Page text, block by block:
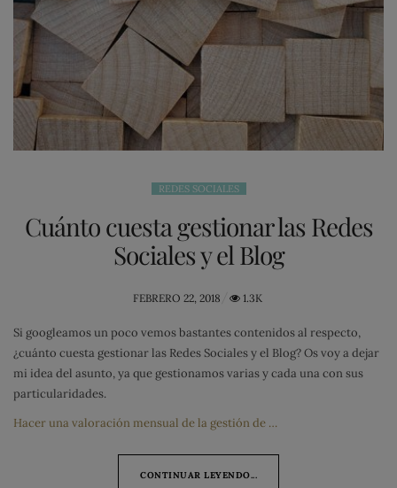
REDES SOCIALES
Cuánto cuesta gestionar las Redes
Sociales y el Blog
POSTED
FEBRERO 22, 2018 1.3K
Si googleamos un poco vemos bastantes contenidos al respecto,
¿cuánto cuesta gestionar las Redes Sociales y el Blog? Os voy a dejar
mi idea del asunto, ya que gestionamos varias y cada una con sus
particularidades.
Hacer una valoración mensual de la gestión de …
CONTINUAR LEYENDO...